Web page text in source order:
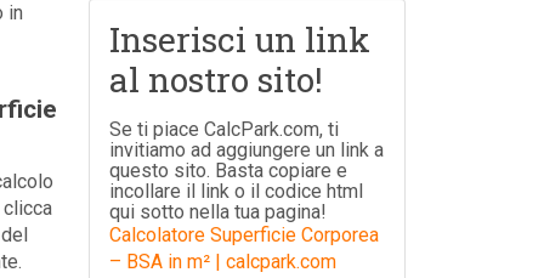
in
Inserisci un link
al nostro sito!
Se ti piace CalcPark.com, ti
invitiamo ad aggiungere un link a
questo sito. Basta copiare e
incollare il link o il codice html
qui sotto nella tua pagina!
Calcolatore Superficie Corporea
– BSA in m² | calcpark.com